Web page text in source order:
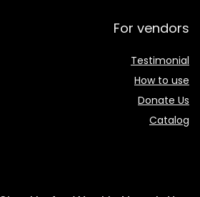
For vendors
Testimonial
How to use
Donate Us
Catalog